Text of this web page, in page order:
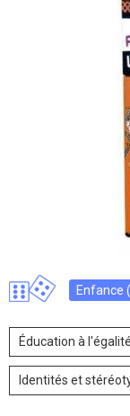
Enfance
Éducation à l'égalité
Identités et